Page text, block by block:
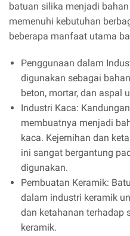
batuan silika menjadi
memenuhi kebutuhan
beberapa manfaat utama
Penggunaan dalam
digunakan sebagai
beton, mortar, dan aspal
Industri Kaca:
membuatnya menjadi
kaca. Kejernihan dan
ini sangat bergantung
digunakan.
Pembuatan Keramik:
dalam industri keramik
dan ketahanan terhadap
keramik.